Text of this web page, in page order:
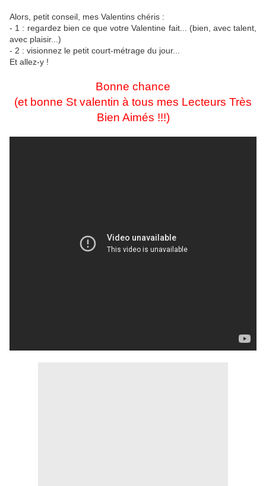
Alors, petit conseil, mes Valentins chéris :
- 1 : regardez bien ce que votre Valentine fait... (bien, avec talent,
avec plaisir...)
- 2 : visionnez le petit court-métrage du jour...
Et allez-y !
Bonne chance
(et bonne St valentin à tous mes Lecteurs Très
Bien Aimés !!!)